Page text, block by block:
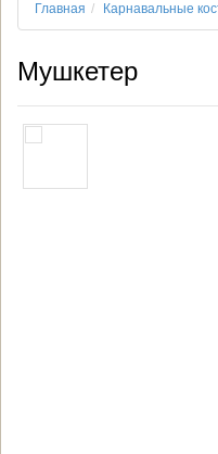
Главная Карнавальные
Мушкетер